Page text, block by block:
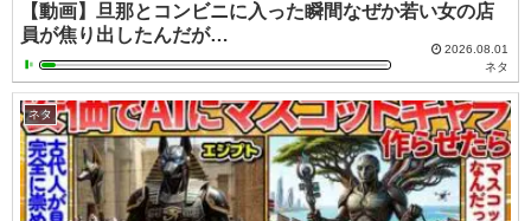
【動画】旦那とコンビニに入った瞬間なぜか若い女の店
員が焦り出したんだが…
2026.08.01
ネタ
ネタ